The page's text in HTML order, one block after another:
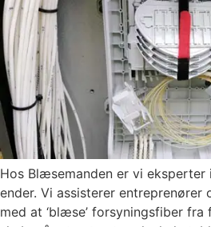
Hos Blæsemanden er vi
ender. Vi assisterer
med at ‘blæse’ forsyningsfiber